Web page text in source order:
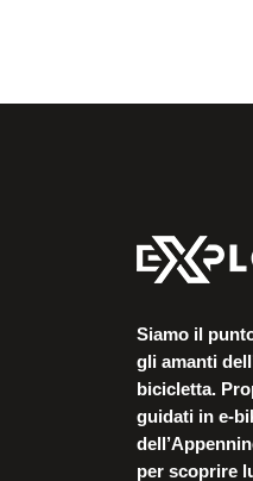
Siamo il
gli amanti
bicicletta.
guidati in e-
per scoprire